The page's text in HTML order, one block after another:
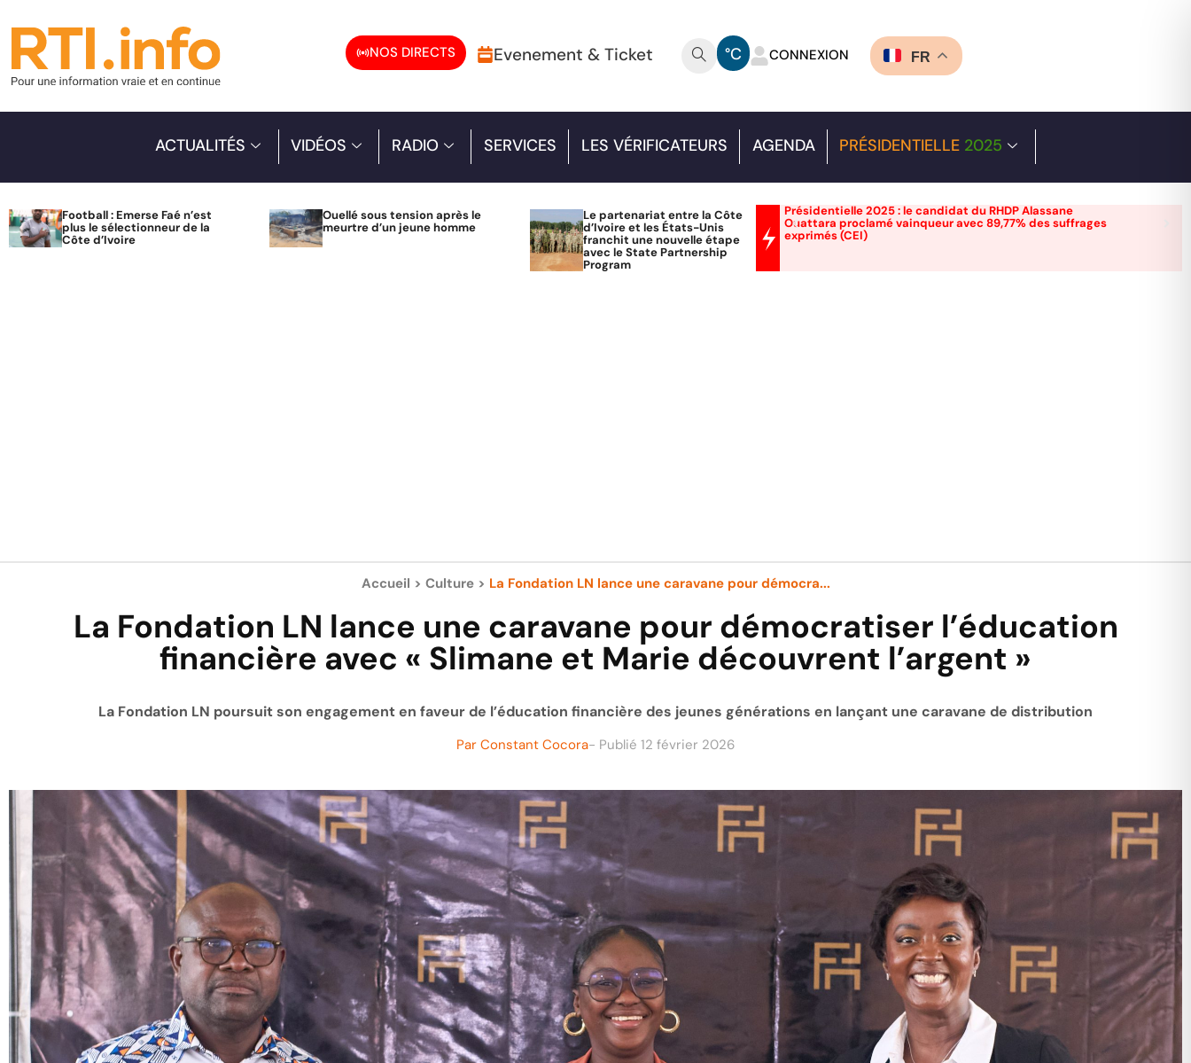
NOS DIRECTS Evenement & Ticket °C CONNEXION FR
ACTUALITÉS VIDÉOS RADIO SERVICES LES VÉRIFICATEURS AGENDA PRÉSIDENTIELLE 2025
Football : Emerse Faé n’est
plus le sélectionneur de la
Côte d’Ivoire
Ouellé sous tension après le
meurtre d’un jeune homme
Le partenariat entre la Côte
d’Ivoire et les États-Unis
franchit une nouvelle étape
avec le State Partnership
Program
Présidentielle 2025 : le candidat du RHDP Alassane
Ouattara proclamé vainqueur avec 89,77% des suffrages
exprimés (CEI)
Accueil > Culture> La Fondation LN lance une caravane pour démocra...
La Fondation LN lance une caravane pour démocratiser l’éducation
financière avec « Slimane et Marie découvrent l’argent »
La Fondation LN poursuit son engagement en faveur de l’éducation financière des jeunes générations en lançant une caravane de distribution
Par Constant Cocora- Publié 12 février 2026